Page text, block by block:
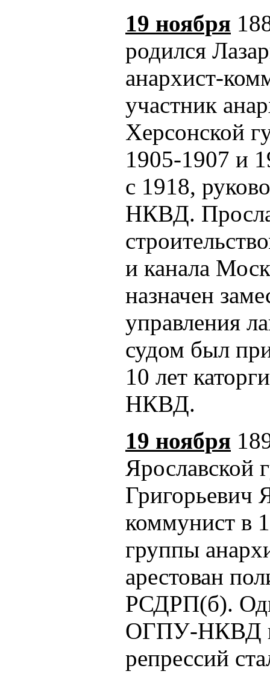
19 ноября
родился
анархист-
участник
Херсонской
1905-1907 и
с 1918,
НКВД.
и канала
назначен
управления
судом был
10 лет
НКВД.
19 ноября
Ярославской
Григорьевич
коммунист в
группы
арестован
РСДРП(б).
ОГПУ-НКВД и
репрессий